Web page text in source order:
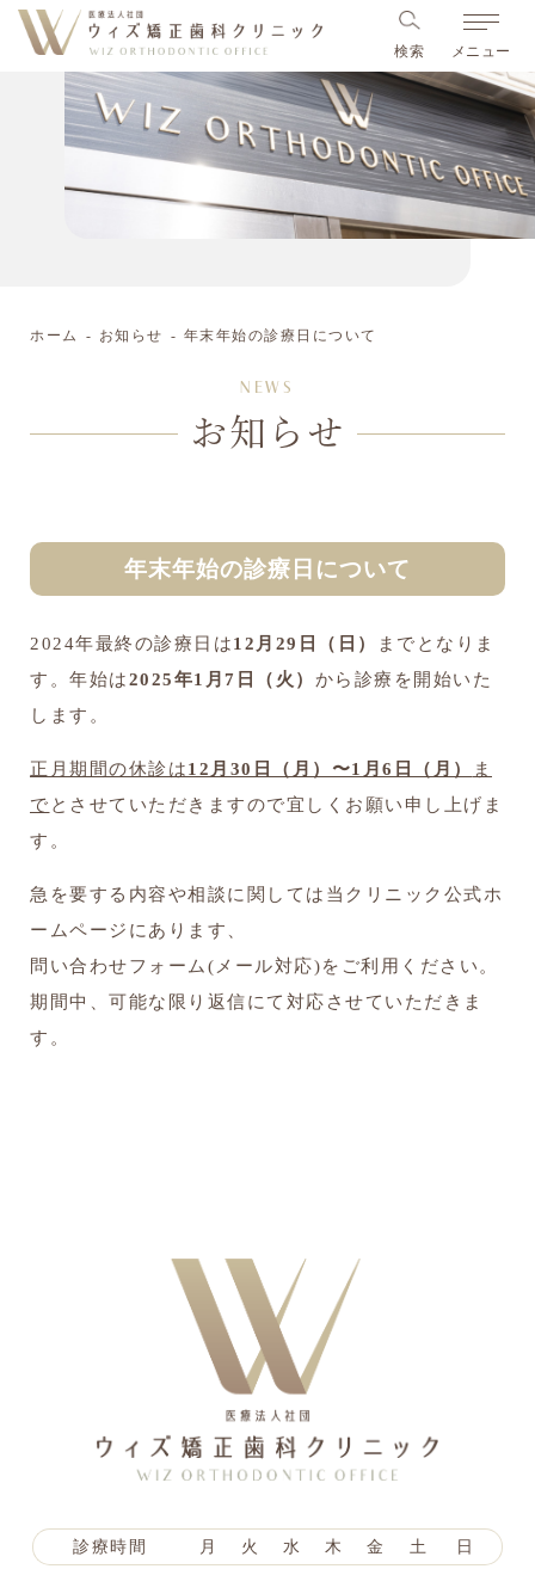
検索 メニュー
ホーム お知らせ 年末年始の診療日について
お知らせ
年末年始の診療日について
2024年最終の診療日は12月29日（日）
までとなりま
す。年始は2025年1月7日（火） から診療を開始いた
します。
正月期間の休診は12月30日（月）〜1月6日（月）
ま
で とさせていただきますので宜しくお願い申し上げま
す。
急を要する内容や相談に関しては当クリニック公式ホ
ームページにあります、
問い合わせフォーム(メール対応)をご利用ください。
期間中、可能な限り返信にて対応させていただきま
す。
診療時間 月 火 水 木 金 土 日